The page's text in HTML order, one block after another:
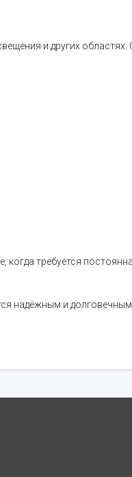
и других областях.
когда требуется
надёжным и